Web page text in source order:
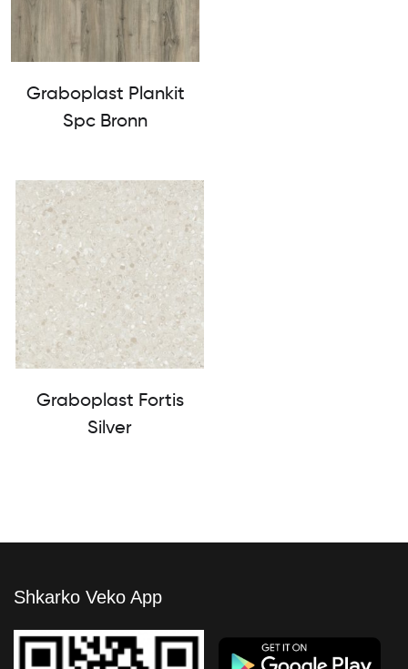
Graboplast Plankit
Spc Bronn
Graboplast Fortis
Silver
Shkarko Veko App